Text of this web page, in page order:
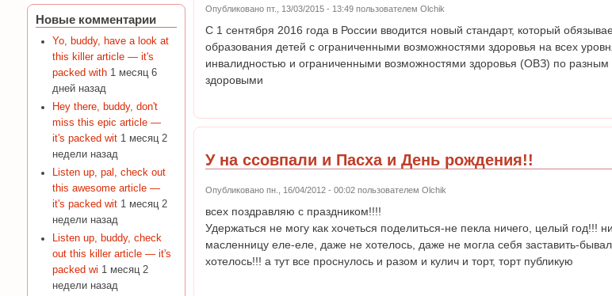
Опубликовано пт., 13/03/2015 - 13:49 пользователем Olchik
С 1 сентября 2016 года в России вводится новый стандарт, который
образования детей с ограниченными возможностями здоровья на всех
инвалидностью и ограниченными возможностями здоровья (ОВЗ) по
здоровыми
У на ссовпали и Пасха и День рождения!!
Опубликовано пн., 16/04/2012 - 00:02 пользователем Olchik
всех поздравляю с праздником!!!!
Удержаться не могу как хочеться поделиться-не пекла ничего, целый год!!!
масленницу еле-еле, даже не хотелось, даже не могла себя заставить-
хотелось!!! а тут все проснулось и разом и кулич и торт, торт публикую
Новые комментарии
Yo, buddy, have a look at
this killer article — it's
packed with 1 месяц 6
дней назад
Hey there, buddy, don't
miss this epic article —
it's packed wit 1 месяц 2
недели назад
Listen up, pal, check out
this awesome article —
it's packed wit 1 месяц 2
недели назад
Listen up, buddy, check
out this killer article — it's
packed wi 1 месяц 2
недели назад